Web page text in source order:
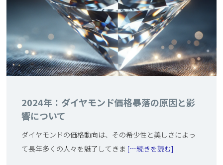
2024年：ダイヤモンド価格暴落の原因と影
響について
ダイヤモンドの価格動向は、その希少性と美しさによっ
て長年多くの人々を魅了してきま […続きを読む]